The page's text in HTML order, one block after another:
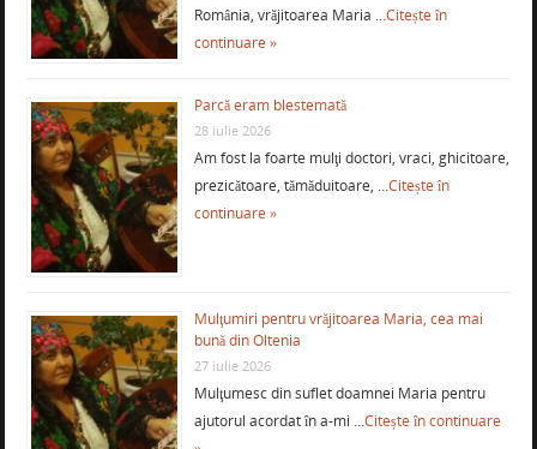
România, vrăjitoarea Maria …Citește în
continuare »
Parcă eram blestemată
28 iulie 2026
Am fost la foarte mulţi doctori, vraci, ghicitoare,
prezicătoare, tămăduitoare, …Citește în
continuare »
Mulţumiri pentru vrăjitoarea Maria, cea mai
bună din Oltenia
27 iulie 2026
Mulţumesc din suflet doamnei Maria pentru
ajutorul acordat în a-mi …Citește în continuare